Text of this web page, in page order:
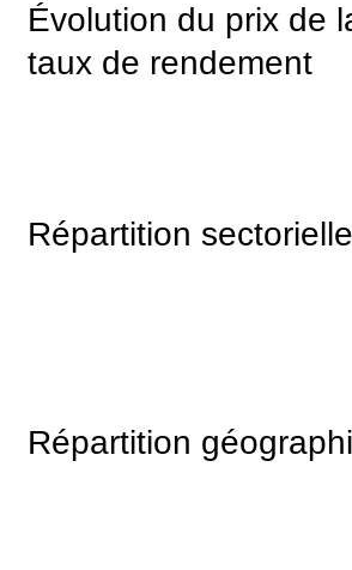
Évolution du prix de
taux de rendement
Répartition sectorielle
Répartition